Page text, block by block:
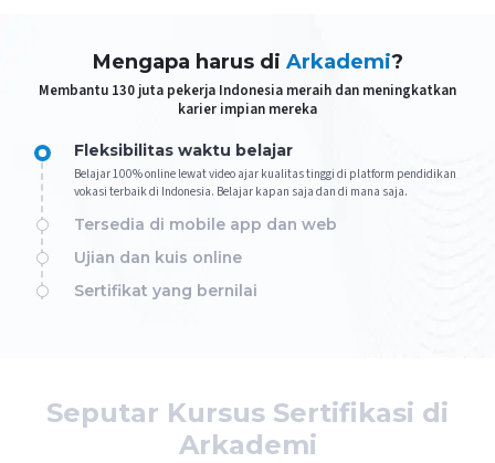
Mengapa harus di Arkademi?
Membantu 130 juta pekerja Indonesia meraih dan meningkatkan
karier impian mereka
Fleksibilitas waktu belajar
Belajar 100% online lewat video ajar kualitas tinggi di platform pendidikan
vokasi terbaik di Indonesia. Belajar kapan saja dan di mana saja.
Tersedia di mobile app dan web
Ujian dan kuis online
Sertifikat yang bernilai
Seputar Kursus Sertifikasi di
Arkademi